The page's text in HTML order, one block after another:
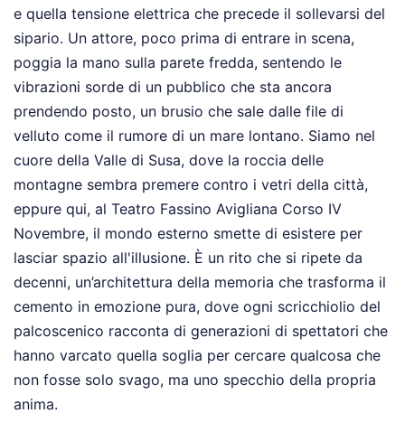
e quella tensione elettrica che precede il sollevarsi del
sipario. Un attore, poco prima di entrare in scena,
poggia la mano sulla parete fredda, sentendo le
vibrazioni sorde di un pubblico che sta ancora
prendendo posto, un brusio che sale dalle file di
velluto come il rumore di un mare lontano. Siamo nel
cuore della Valle di Susa, dove la roccia delle
montagne sembra premere contro i vetri della città,
eppure qui, al Teatro Fassino Avigliana Corso IV
Novembre, il mondo esterno smette di esistere per
lasciar spazio all'illusione. È un rito che si ripete da
decenni, un’architettura della memoria che trasforma il
cemento in emozione pura, dove ogni scricchiolio del
palcoscenico racconta di generazioni di spettatori che
hanno varcato quella soglia per cercare qualcosa che
non fosse solo svago, ma uno specchio della propria
anima.